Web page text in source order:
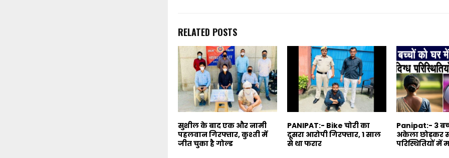
RELATED POSTS
सुशील के बाद एक और नामी
पहलवान गिरफ्तार, कुश्ती में
जीत चुका है गोल्ड
PANIPAT:- Bike चोरी का
दूसरा आरोपी गिरफ्तार, 1 साल
से था फरार
Panipat:- 3
अकेला छोड़कर
परिस्थितियों में